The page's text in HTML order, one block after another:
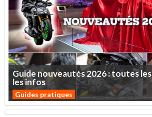
Guidenouveautés2026:toutesles
lesinfos
Guides pratiques